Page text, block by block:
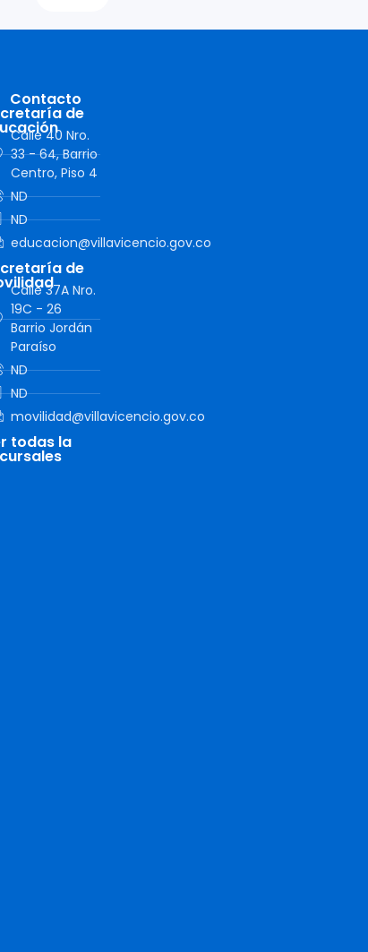
Contacto
de
Calle 40 Nro.
33 - 64, Barrio
Centro, Piso 4
ND
ND
educacion@villavicencio.gov.co
de
Calle 37A Nro.
19C - 26
Barrio Jordán
Paraíso
ND
ND
movilidad@villavicencio.gov.co
todas la